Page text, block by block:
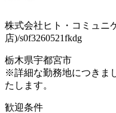
株式会社ヒト・コミュニ
店)/s0f3260521fkdg
栃木県宇都宮市
※詳細な勤務地につきま
たします。
歓迎条件